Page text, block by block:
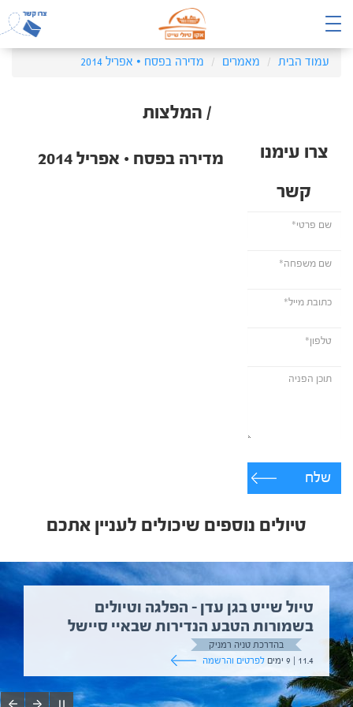
עמוד הבית מאמרים מדירה בפסח • אפריל 2014
/ המלצות
צרו עימנו
קשר
שלח
מדירה בפסח • אפריל 2014
טיולים נוספים שיכולים לעניין אתכם
טיול שייט בגן עדן – הפלגה וטיולים
בשמורות הטבע הנדירות שבאיי סיישל
בהדרכת טניה רמניק
11.4 | 9 ימים
לפרטים והרשמה